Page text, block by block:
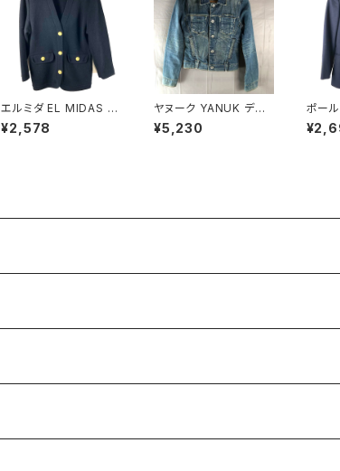
エルミダ EL MIDAS ジ
ャケット カーディガン 金
ボタン サイドポケット
¥2,578
ヤヌーク YANUK デニ
ムジャケット Gジャン ロ
ゴボタン ヴィンテージ
¥5,230
ポール
aul
金ボタ